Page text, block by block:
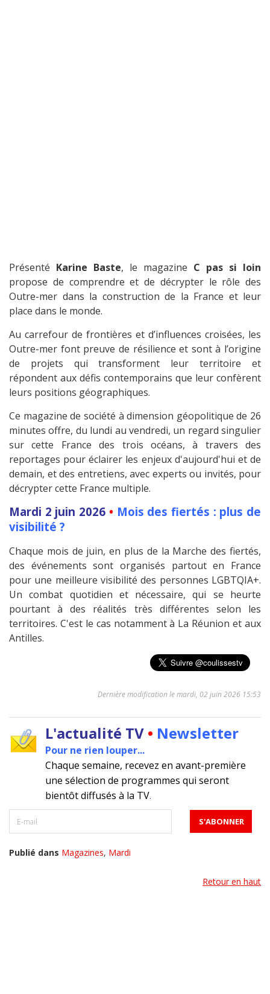
Présenté Karine Baste, le magazine C pas si loin
propose de comprendre et de décrypter le rôle des
Outre-mer dans la construction de la France et leur
place dans le monde.
Au carrefour de frontières et d’influences croisées, les
Outre-mer font preuve de résilience et sont à l’origine
de projets qui transforment leur territoire et
répondent aux défis contemporains que leur confèrent
leurs positions géographiques.
Ce magazine de société à dimension géopolitique de 26
minutes offre, du lundi au vendredi, un regard singulier
sur cette France des trois océans, à travers des
reportages pour éclairer les enjeux d'aujourd'hui et de
demain, et des entretiens, avec experts ou invités, pour
décrypter cette France multiple.
Mardi 2 juin 2026 • Mois des fiertés : plus de
visibilité ?
Chaque mois de juin, en plus de la Marche des fiertés,
des événements sont organisés partout en France
pour une meilleure visibilité des personnes LGBTQIA+.
Un combat quotidien et nécessaire, qui se heurte
pourtant à des réalités très différentes selon les
territoires. C'est le cas notamment à La Réunion et aux
Antilles.
Dernière modification le mardi, 02 juin 2026 15:53
L'actualité TV • Newsletter
Pour ne rien louper...
Chaque semaine, recevez en avant-première
une sélection de programmes qui seront
bientôt diffusés à la TV.
Publié dans Magazines, Mardi
Retour en haut